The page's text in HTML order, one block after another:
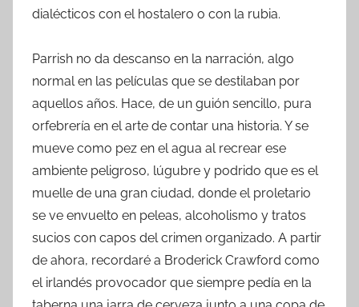
dialécticos con el hostalero o con la rubia.
Parrish no da descanso en la narración, algo
normal en las películas que se destilaban por
aquellos años. Hace, de un guión sencillo, pura
orfebrería en el arte de contar una historia. Y se
mueve como pez en el agua al recrear ese
ambiente peligroso, lúgubre y podrido que es el
muelle de una gran ciudad, donde el proletario
se ve envuelto en peleas, alcoholismo y tratos
sucios con capos del crimen organizado. A partir
de ahora, recordaré a Broderick Crawford como
el irlandés provocador que siempre pedía en la